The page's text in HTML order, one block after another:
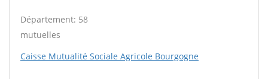
Département: 58
mutuelles
Caisse Mutualité Sociale Agricole Bourgogne